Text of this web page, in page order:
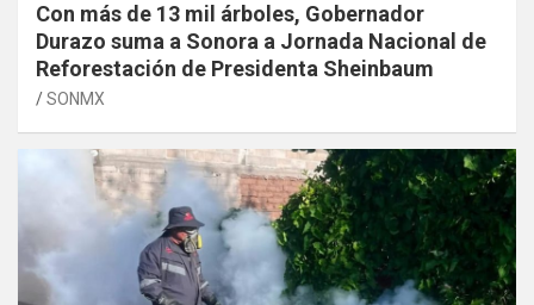
Con más de 13 mil árboles, Gobernador
Durazo suma a Sonora a Jornada Nacional de
Reforestación de Presidenta Sheinbaum
SONMX